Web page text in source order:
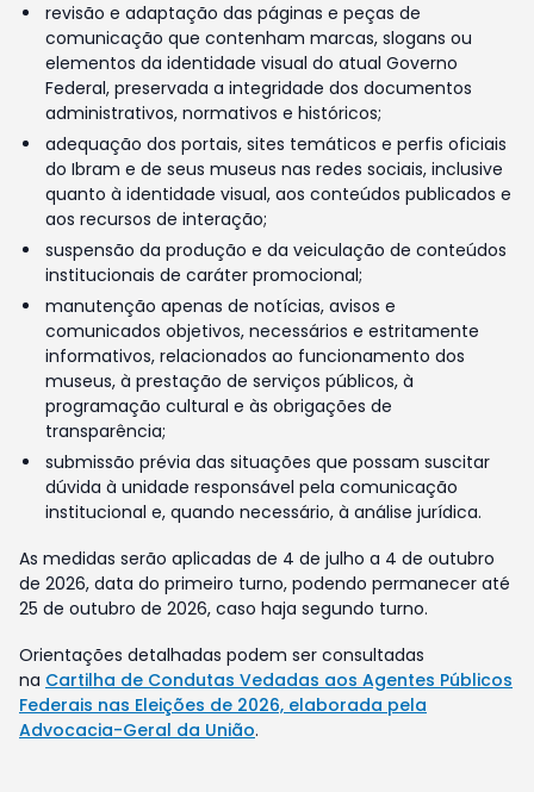
revisão e adaptação das páginas e peças de
comunicação que contenham marcas, slogans ou
elementos da identidade visual do atual Governo
Federal, preservada a integridade dos documentos
administrativos, normativos e históricos;
adequação dos portais, sites temáticos e perfis oficiais
do Ibram e de seus museus nas redes sociais, inclusive
quanto à identidade visual, aos conteúdos publicados e
aos recursos de interação;
suspensão da produção e da veiculação de conteúdos
institucionais de caráter promocional;
manutenção apenas de notícias, avisos e
comunicados objetivos, necessários e estritamente
informativos, relacionados ao funcionamento dos
museus, à prestação de serviços públicos, à
programação cultural e às obrigações de
transparência;
submissão prévia das situações que possam suscitar
dúvida à unidade responsável pela comunicação
institucional e, quando necessário, à análise jurídica.
As medidas serão aplicadas de 4 de julho a 4 de outubro
de 2026, data do primeiro turno, podendo permanecer até
25 de outubro de 2026, caso haja segundo turno.
Orientações detalhadas podem ser consultadas
na Cartilha de Condutas Vedadas aos Agentes Públicos
Federais nas Eleições de 2026, elaborada pela
Advocacia-Geral da União.